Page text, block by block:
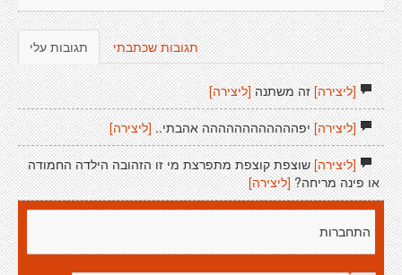
תגובות עלי תגובות שכתבתי
[ליצירה]זה משתנה [ליצירה]
[ליצירה]יפהההההההההההה אהבתי..[ליצירה]
[ליצירה]שוצפת קוצפת מתפרצת מי זו הזהובה הילדה החמודה
או פינה מריחה? [ליצירה]
התחברות